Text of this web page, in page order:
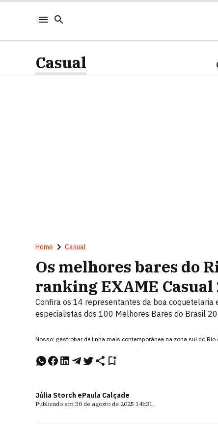
Casual
Home Casual
Os melhores bares do
ranking EXAME Casual
Confira os 14 representantes da boa
especialistas dos 100 Melhores Bares do Brasil
Nosso: gastrobar de linha mais contemporânea na zona sul do Rio
Júlia Storch ePaula Calçade
Publicado em 30 de agosto de 2025 14h31.